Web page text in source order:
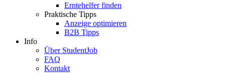
Erntehelfer finden
Praktische Tipps
Anzeige optimieren
B2B Tipps
Info
Über StudentJob
FAQ
Kontakt